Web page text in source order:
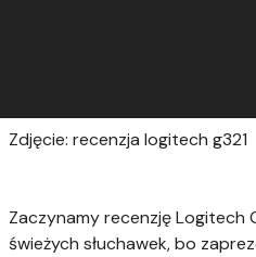
Zdjęcie: recenzja logitech g321
Zaczynamy recenzję Logitech
świeżych słuchawek, bo